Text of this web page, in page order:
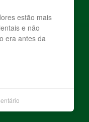
estão mais
e não
era antes da